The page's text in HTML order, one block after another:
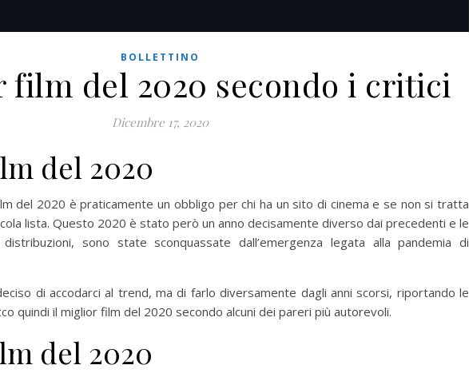
BOLLETTINO
del 2020 secondo i critici
Dicembre 17, 2020
del 2020
del 2020 è praticamente un obbligo per chi ha un sito di cinema e se non si tratta
lista. Questo 2020 è stato però un anno decisamente diverso dai precedenti e le
sono state sconquassate dall’emergenza legata alla pandemia di
di accodarci al trend, ma di farlo diversamente dagli anni scorsi, riportando le
quindi il miglior film del 2020 secondo alcuni dei pareri più autorevoli.
del 2020